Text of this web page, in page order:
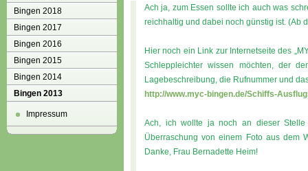
Bingen 2018
Bingen 2017
Bingen 2016
Bingen 2015
Bingen 2014
Bingen 2013
Impressum
Ach ja, zum Essen sollte ich auch was
reichhaltig und dabei noch günstig ist. (Ab
Hier noch ein Link zur Internetseite des
Schleppleichter wissen möchten, der
Lagebeschreibung, die Rufnummer und
http://www.myc-bingen.de/Schiffs-
Ach, ich wollte ja noch an dieser
Überraschung von einem Foto aus dem
Danke, Frau Bernadette Heim!